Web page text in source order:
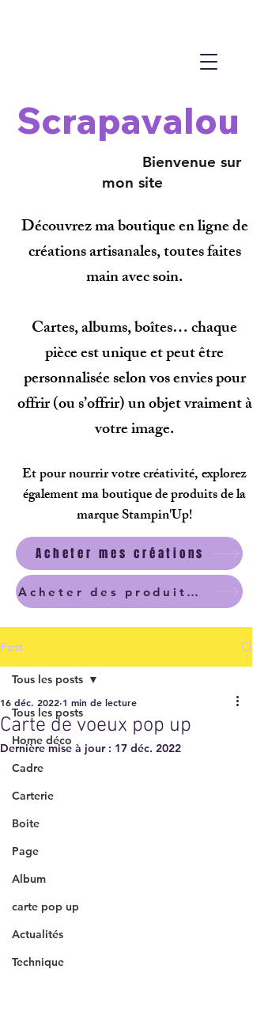
Scrapavalou
Bienvenue sur
mon site
Découvrez ma boutique en ligne de
créations artisanales, toutes faites
main avec soin.
Cartes, albums, boîtes… chaque
pièce est unique et peut être
personnalisée selon vos envies pour
offrir (ou s’offrir) un objet vraiment à
votre image.
Et pour nourrir votre créativité, explorez
également ma boutique de produits de la
marque Stampin'Up!
Acheter mes créations
Acheter des produits scrapbooking
Post
Tous les posts
Home déco
Cadre
Carterie
Boite
Page
Album
carte pop up
Actualités
Technique
Tous les posts
Carte de voeux pop up
16 déc. 2022 1 min de lecture
Dernière mise à jour : 17 déc. 2022